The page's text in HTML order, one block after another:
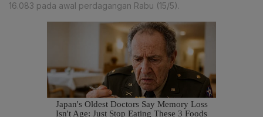
16.083 pada awal perdagangan Rabu (15/5).